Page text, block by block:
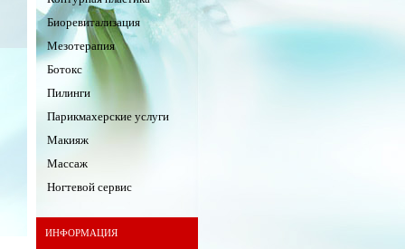
Биоревитализация
Мезотерапия
Ботокс
Пилинги
Парикмахерские услуги
Макияж
Массаж
Ногтевой сервис
ИНФОРМАЦИЯ